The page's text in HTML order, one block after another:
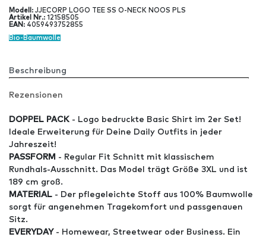
Modell : JJECORP LOGO TEE SS O-NECK NOOS PLS
Artikel Nr.: 12158505
EAN : 4059493752855
Bio-Baumwolle
Beschreibung
Rezensionen
DOPPEL PACK - Logo bedruckte Basic Shirt im 2er Set!
Ideale Erweiterung für Deine Daily Outfits in jeder
Jahreszeit!
PASSFORM - Regular Fit Schnitt mit klassischem
Rundhals-Ausschnitt. Das Model trägt Größe 3XL und ist
189 cm groß.
MATERIAL - Der pflegeleichte Stoff aus 100% Baumwolle
sorgt für angenehmen Tragekomfort und passgenauen
Sitz.
EVERYDAY - Homewear, Streetwear oder Business. Ein